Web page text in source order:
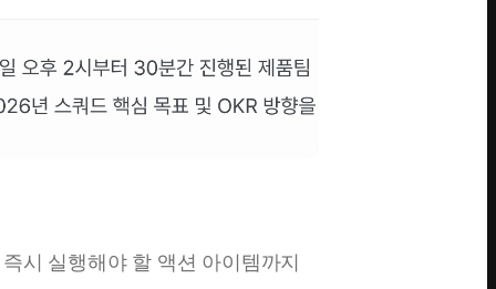
시 실행해야 할 액션 아이템까지